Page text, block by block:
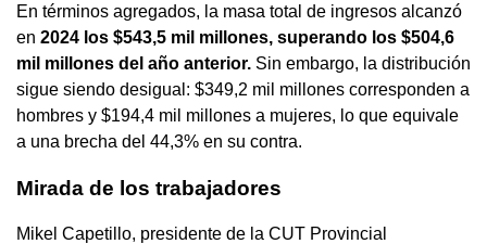
En términos agregados, la masa total de ingresos alcanzó
en 2024 los $543,5 mil millones, superando los $504,6
mil millones del año anterior. Sin embargo, la distribución
sigue siendo desigual: $349,2 mil millones corresponden a
hombres y $194,4 mil millones a mujeres, lo que equivale
a una brecha del 44,3% en su contra.
Mirada de los trabajadores
Mikel Capetillo, presidente de la CUT Provincial